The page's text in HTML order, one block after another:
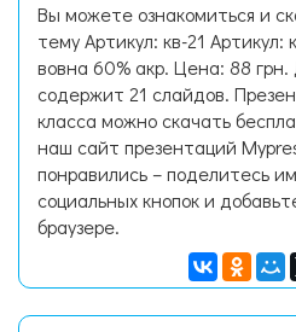
Вы можете ознакомиться и
тему Артикул: кв-21
вовна 60% акр. Цена: 88
содержит 21 слайдов.
класса можно скачать
наш сайт презентаций
понравились – поделитесь
социальных кнопок и
браузере.